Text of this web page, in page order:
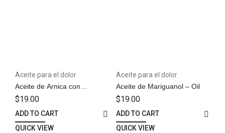
Aceite para el dolor
Aceite de Arnica con
Diclofenaco y Naproxeno –
Oil
$19.00
ADD TO CART
QUICK VIEW
Aceite para el dolor
Aceite de Mariguanol – Oil
$19.00
ADD TO CART
QUICK VIEW